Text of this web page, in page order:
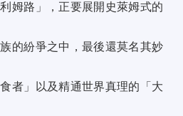
姆路」，正要展開史萊姆式的
的紛爭之中，最後還莫名其妙
者」以及精通世界真理的「大